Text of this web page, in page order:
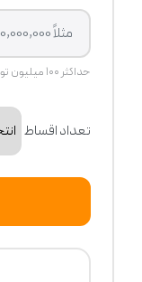
حداکثر ۱۰۰ میلیون تومان
تعداد اقساط